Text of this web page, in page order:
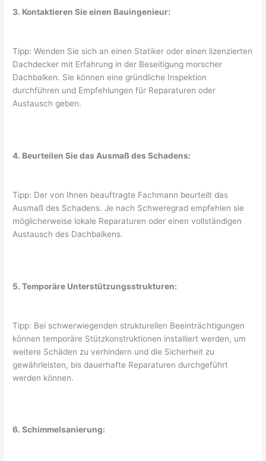
3. Kontaktieren Sie einen Bauingenieur:
Tipp: Wenden Sie sich an einen Statiker oder einen lizenzierten
Dachdecker mit Erfahrung in der Beseitigung morscher
Dachbalken. Sie können eine gründliche Inspektion
durchführen und Empfehlungen für Reparaturen oder
Austausch geben.
4. Beurteilen Sie das Ausmaß des Schadens:
Tipp: Der von Ihnen beauftragte Fachmann beurteilt das
Ausmaß des Schadens. Je nach Schweregrad empfehlen sie
möglicherweise lokale Reparaturen oder einen vollständigen
Austausch des Dachbalkens.
5. Temporäre Unterstützungsstrukturen:
Tipp: Bei schwerwiegenden strukturellen Beeinträchtigungen
können temporäre Stützkonstruktionen installiert werden, um
weitere Schäden zu verhindern und die Sicherheit zu
gewährleisten, bis dauerhafte Reparaturen durchgeführt
werden können.
6. Schimmelsanierung: